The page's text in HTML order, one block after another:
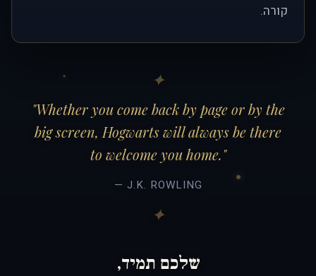
קורה.
"Whether you come back by page or by the
big screen, Hogwarts will always be there
to welcome you home."
— J.K. ROWLING
שלכם תמיד,